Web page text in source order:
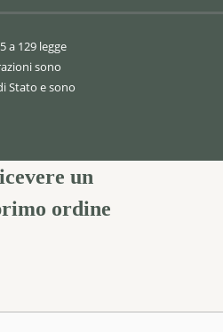
a 129 legge
sono
Stato e sono
un
ordine